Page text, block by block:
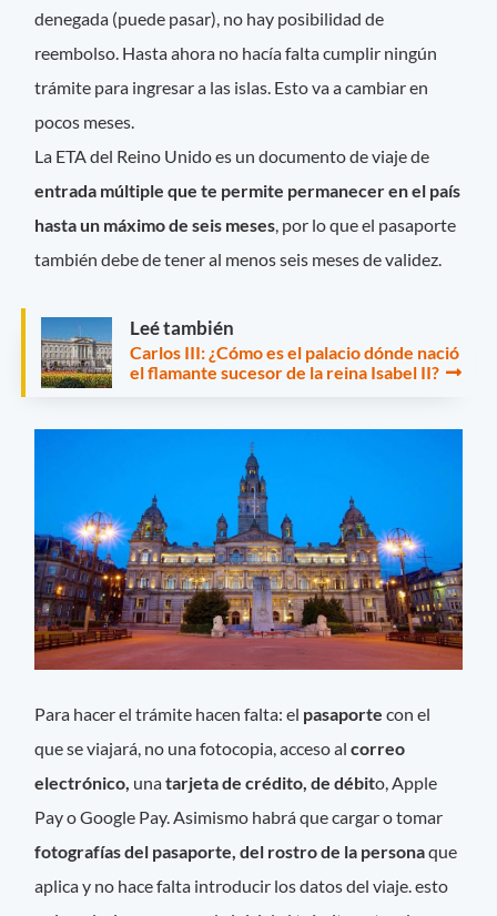
denegada (puede pasar), no hay posibilidad de
reembolso. Hasta ahora no hacía falta cumplir ningún
trámite para ingresar a las islas. Esto va a cambiar en
pocos meses.
La ETA del Reino Unido es un documento de viaje de
entrada múltiple que te permite permanecer en el país
hasta un máximo de seis meses , por lo que el pasaporte
también debe de tener al menos seis meses de validez.
Leé también
Carlos III: ¿Cómo es el palacio dónde nació
el flamante sucesor de la reina Isabel II?
Para hacer el trámite hacen falta: el pasaporte con el
que se viajará, no una fotocopia, acceso alcorreo
electrónico, unatarjeta de crédito, de débito, Apple
Pay o Google Pay. Asimismo habrá que cargar o tomar
fotografías del pasaporte, del rostro de la personaque
aplica y no hace falta introducir los datos del viaje. esto